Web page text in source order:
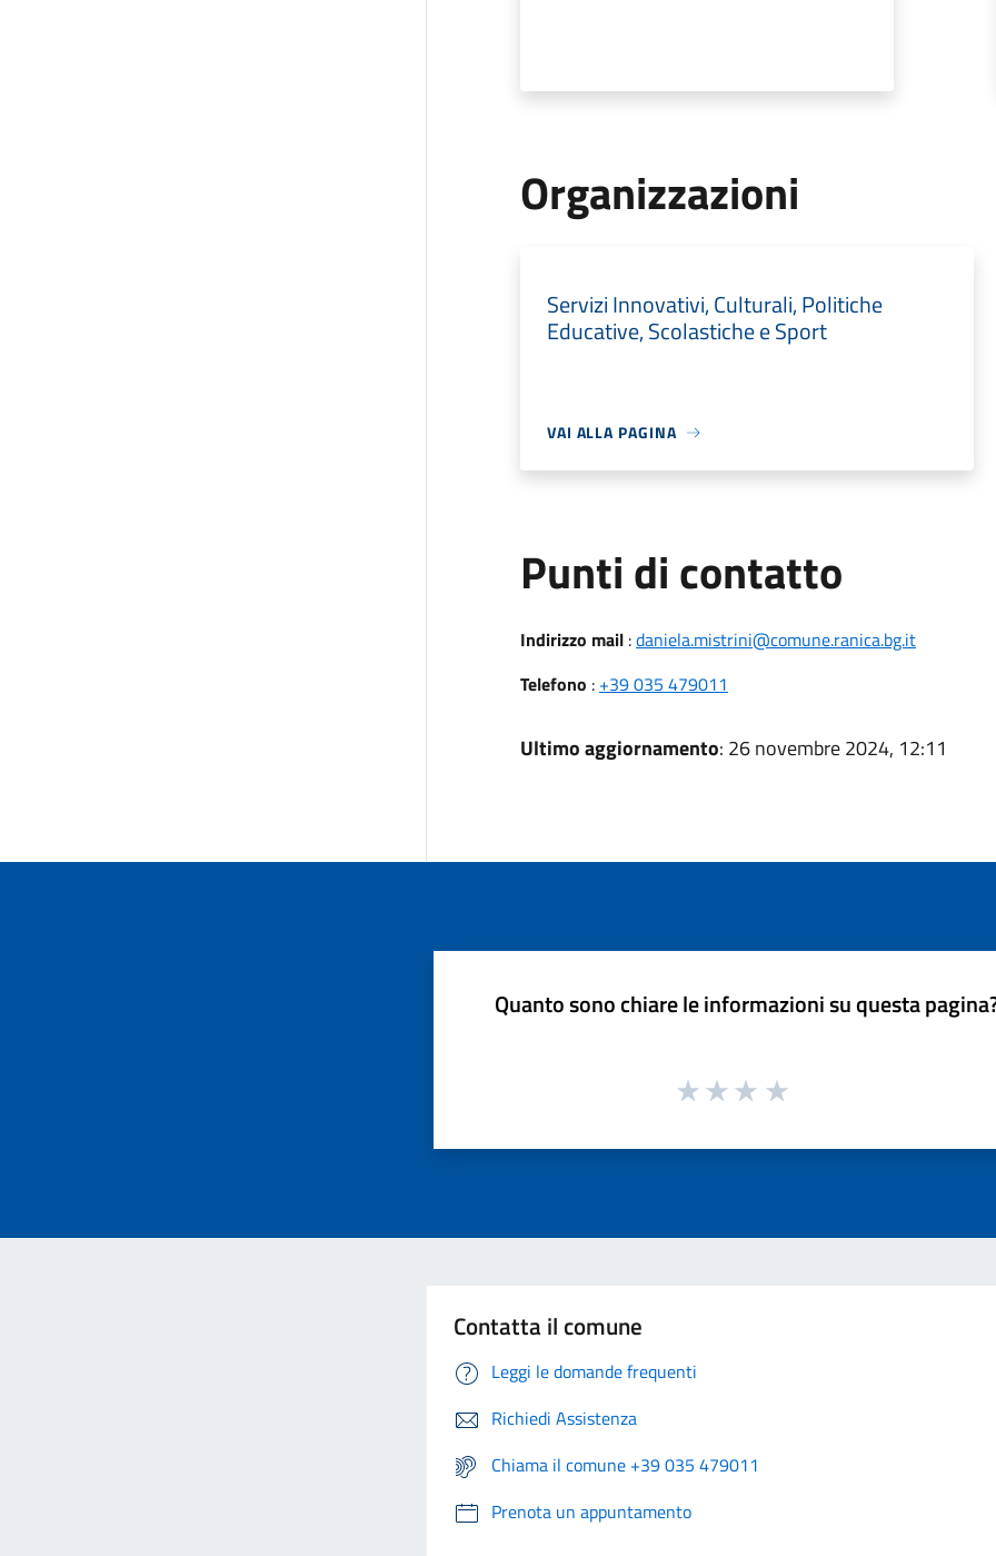
Organizzazioni
Servizi Innovativi, Culturali, Politiche
Educative, Scolastiche e Sport
VAI ALLA PAGINA
Punti di contatto
Indirizzo mail:daniela.mistrini@comune.ranica.bg.it
Telefono : +39 035 479011
Ultimo aggiornamento: 26 novembre 2024, 12:11
Quanto sono chiare le informazioni su questa
Contatta il comune
Leggi le domande frequenti
Richiedi Assistenza
Chiama il comune +39 035 479011
Prenota un appuntamento